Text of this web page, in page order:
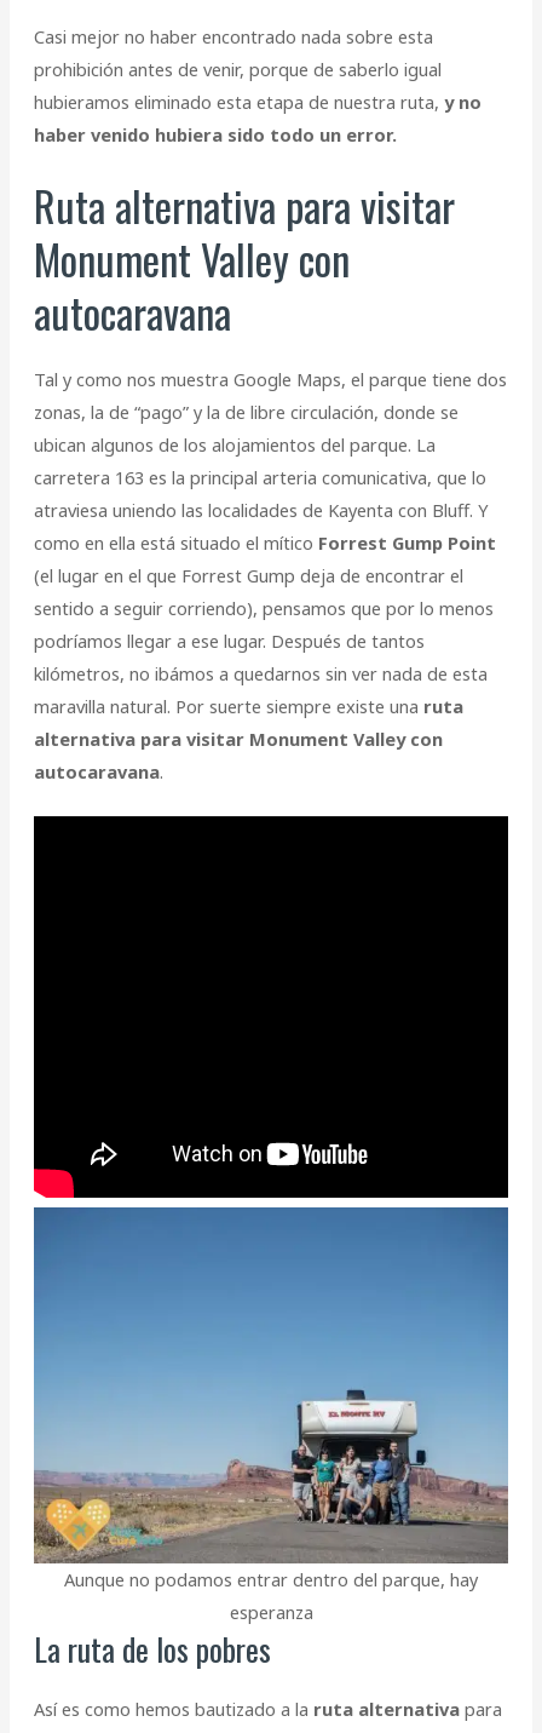
Casi mejor no haber encontrado nada sobre esta
prohibición antes de venir, porque de saberlo igual
hubieramos eliminado esta etapa de nuestra ruta, y no
haber venido hubiera sido todo un error.
Ruta alternativa para visitar
Monument Valley con
autocaravana
Tal y como nos muestra Google Maps, el parque tiene dos
zonas, la de “pago” y la de libre circulación, donde se
ubican algunos de los alojamientos del parque. La
carretera 163 es la principal arteria comunicativa, que lo
atraviesa uniendo las localidades de Kayenta con Bluff. Y
como en ella está situado el mítico Forrest Gump Point
(el lugar en el que Forrest Gump deja de encontrar el
sentido a seguir corriendo), pensamos que por lo menos
podríamos llegar a ese lugar. Después de tantos
kilómetros, no ibámos a quedarnos sin ver nada de esta
maravilla natural. Por suerte siempre existe una ruta
alternativa para visitar Monument Valley con
autocaravana.
Aunque no podamos entrar dentro del parque, hay
esperanza
La ruta de los pobres
Así es como hemos bautizado a la ruta alternativapara